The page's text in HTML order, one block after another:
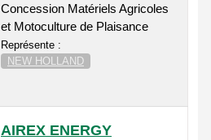
Concession Matériels Agricoles
et Motoculture de Plaisance
Représente :
NEW HOLLAND
AIREX ENERGY